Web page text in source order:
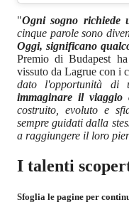
"Ogni sogno richiede
cinque parole sono
Oggi, significano
Premio di Budapest
vissuto da Lagrue con i
dato l'opportunità
immaginare il viaggio
costruito, evoluto e
sempre guidati dalla
a raggiungere il loro
I talenti
Sfoglia le pagine per